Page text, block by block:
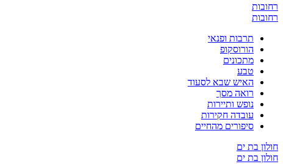
רחובות
רחובות
תרבות ופנאי
הורוסקופ
מתכונים
טבע
האיש שבא לסעוד
רואה מסך
נופש ותיירות
עובדה חקירות
סיפורים מהחיים
חולון בת ים
חולון בת ים